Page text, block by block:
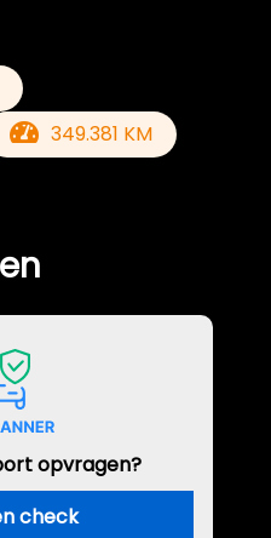
349.381 KM
opvragen?
check